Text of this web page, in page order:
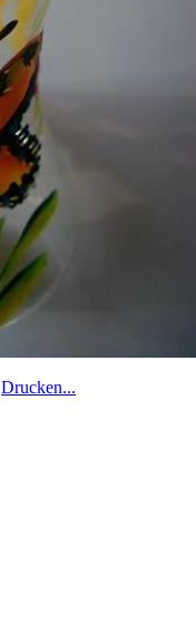
Drucken...